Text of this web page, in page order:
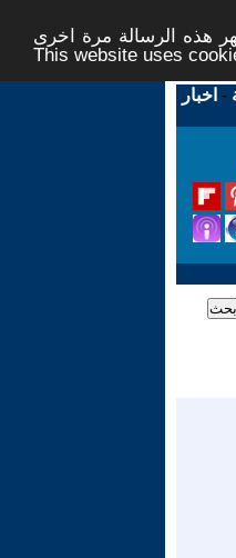
هذه الرسالة مرة اخرى -
This website uses
- اخبار